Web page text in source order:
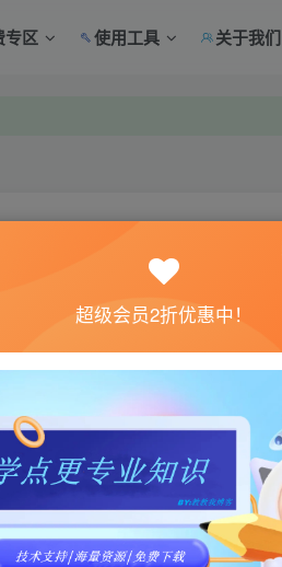
专区 使用工具 关于我们
超级会员2折优惠中！